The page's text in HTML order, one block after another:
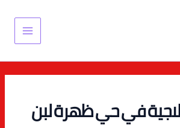
Main
Menu
في حي ظهرة لبن